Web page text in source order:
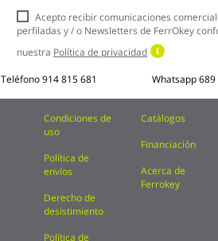
boletín
noticias:
Acepto recibir comunicaciones
perfiladas y / o Newsletters de FerrOkey
nuestra Política de privacidad
Teléfono914 815 681 Whatsapp689
Condiciones de
uso
Política de
envíos
Derecho de
desistimiento
Política de
Catálogos
Financiación
Acerca de
Ferrokey